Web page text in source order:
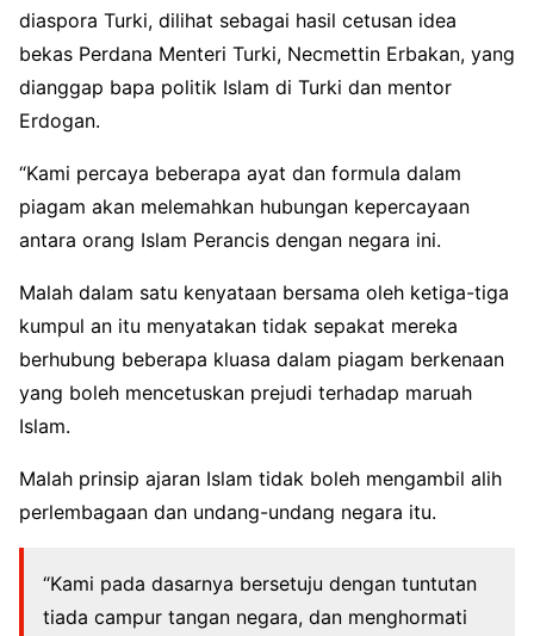
diaspora Turki, dilihat sebagai hasil cetusan idea
bekas Perdana Menteri Turki, Necmettin Erbakan, yang
dianggap bapa politik Islam di Turki dan mentor
Erdogan.
“Kami percaya beberapa ayat dan formula dalam
piagam akan melemahkan hubungan kepercayaan
antara orang Islam Perancis dengan negara ini.
Malah dalam satu kenyataan bersama oleh ketiga-tiga
kumpul an itu menyatakan tidak sepakat mereka
berhubung beberapa kluasa dalam piagam berkenaan
yang boleh mencetuskan prejudi terhadap maruah
Islam.
Malah prinsip ajaran Islam tidak boleh mengambil alih
perlembagaan dan undang-undang negara itu.
“Kami pada dasarnya bersetuju dengan tuntutan
tiada campur tangan negara, dan menghormati